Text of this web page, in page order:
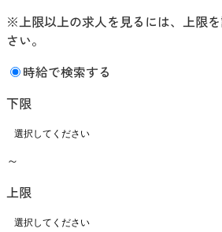
※上限以上の求人を見るには、上限
さい。
時給で検索する
下限
～
上限